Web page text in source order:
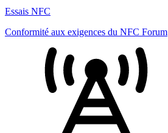
Essais NFC
Conformité aux exigences du NFC Forum